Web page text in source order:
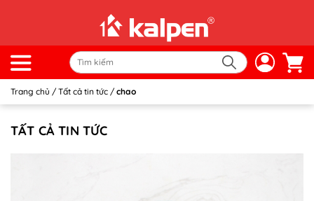
Trang chủ / Tất cả tin tức / chao
TẤT CẢ TIN TỨC